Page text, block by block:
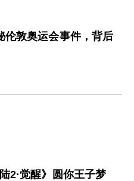
伦敦奥运会事件，背后
2·觉醒》圆你王子梦